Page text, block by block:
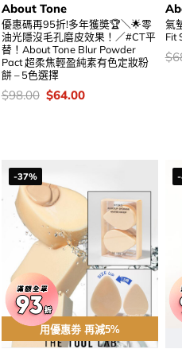
About Tone
優惠碼再95折!多年獲奬🏆＼🌟零
油光隱沒毛孔磨皮效果！／#CT平
替！About Tone Blur Powder
Pact 超柔焦輕盈純素有色定妝粉
餅 – 5色選擇
價
錢：
$98.00 Original
price
$64.00Current
氣
Fit
價
錢
$
-37%
用優惠劵 再減5%